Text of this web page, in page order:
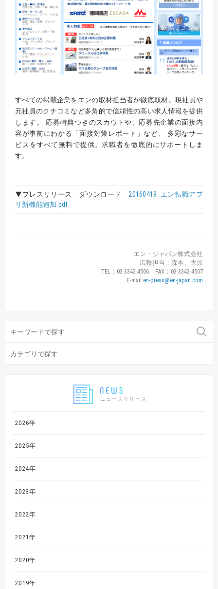
ニュースリリース
2026年
2025年
2024年
2023年
2022年
2021年
2020年
2019年
すべての掲載企業をエンの取材担当者が徹底取材。現社員や
元社員のクチコミなど多角的で信頼性の高い求人情報を提供
します。 応募特典つきのスカウトや、応募先企業の面接内
容が事前にわかる「面接対策レポート」など、 多彩なサー
ビスをすべて無料で提供。求職者を徹底的にサポートしま
す。
▼プレスリリース ダウンロード20160419_エン転職アプ
リ新機能追加.pdf
エン・ジャパン株式会社
広報担当：森本、大原
TEL：03-3342-4506 FAX：03-3342-4507
E-mail:en-press@en-japan.com